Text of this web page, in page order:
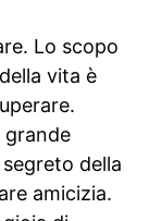
Lo scopo
vita è
grande
della
amicizia.